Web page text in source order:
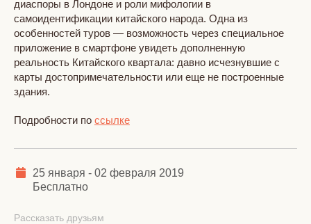
диаспоры в Лондоне и роли мифологии в
самоидентификации китайского народа. Одна из
особенностей туров — возможность через специальное
приложение в смартфоне увидеть дополненную
реальность Китайского квартала: давно исчезнувшие с
карты достопримечательности или еще не построенные
здания.
Подробности по ссылке
25 января - 02 февраля 2019
Бесплатно
Рассказать друзьям